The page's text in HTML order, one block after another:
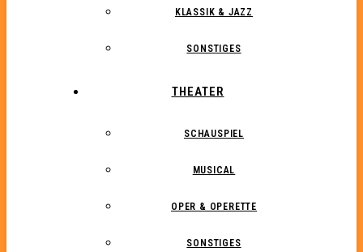
KLASSIK & JAZZ
SONSTIGES
THEATER
SCHAUSPIEL
MUSICAL
OPER & OPERETTE
SONSTIGES